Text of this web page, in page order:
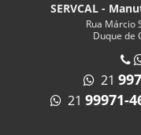
SERVCAL -
Rua Márcio
Duque de
21
21 99971-